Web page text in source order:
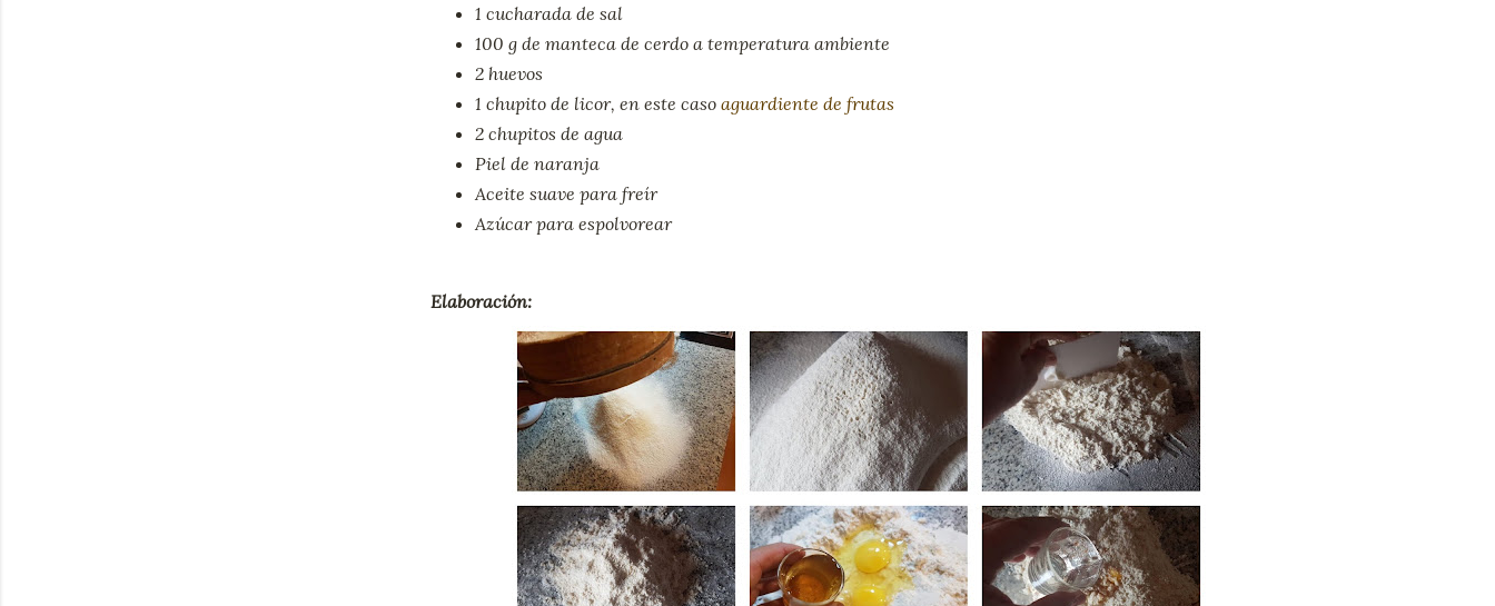
1 cucharada de sal
100 g de manteca de cerdo a temperatura ambiente
2 huevos
1 chupito de licor, en este caso aguardiente de frutas
2 chupitos de agua
Piel de naranja
Aceite suave para freír
Azúcar para espolvorear
Elaboración: